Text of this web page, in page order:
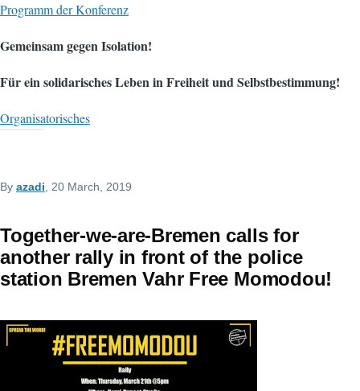
Programm der Konferenz
Gemeinsam gegen Isolation!
Für ein solidarisches Leben in Freiheit und Selbstbestimmung!
Organisatorisches
By azadi , 20 March, 2019
Together-we-are-Bremen calls for
another rally in front of the police
station Bremen Vahr Free Momodou!